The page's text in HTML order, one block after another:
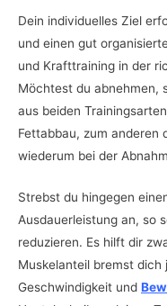
Dein individuelles Ziel
und einen gut
und Krafttraining in der
Möchtest du abnehmen,
aus beiden
Fettabbau, zum anderen
wiederum bei der
Strebst du hingegen
Ausdauerleistung an, so
reduzieren. Es hilft dir
Muskelanteil bremst
Geschwindigkeit und